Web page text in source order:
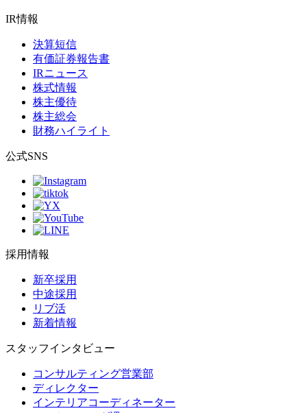
IR情報
決算短信
有価証券報告書
IRニュース
株式情報
株主優待
株主総会
財務ハイライト
公式SNS
採用情報
新卒採用
中途採用
リブ活
新着情報
スタッフインタビュー
コンサルティング営業部
ディレクター
インテリアコーディネーター